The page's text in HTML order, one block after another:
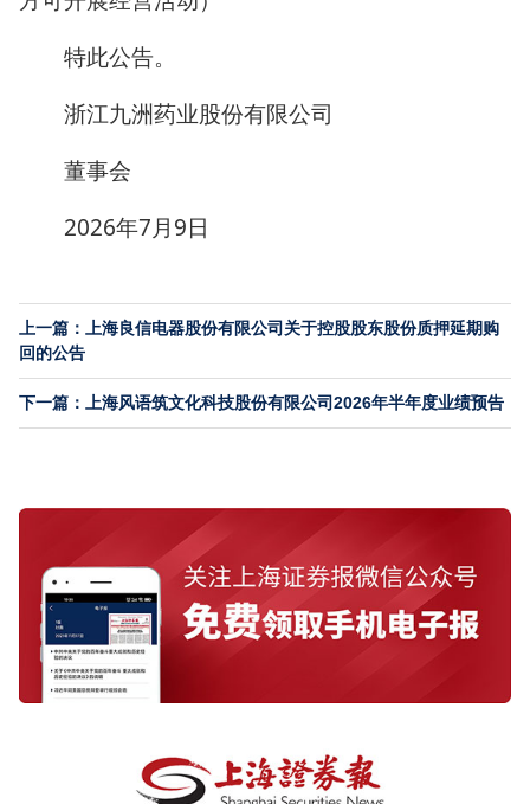
特此公告。
浙江九洲药业股份有限公司
董事会
2026年7月9日
上一篇：上海良信电器股份有限公司关于控股股东股份质押延期购
回的公告
下一篇：上海风语筑文化科技股份有限公司2026年半年度业绩预告